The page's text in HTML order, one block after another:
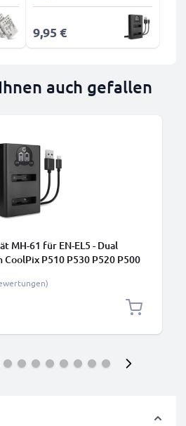
9,95 €
auch gefallen
MH-61 für EN-EL5 - Dual
P510 P530 P520 P500
Netzteil